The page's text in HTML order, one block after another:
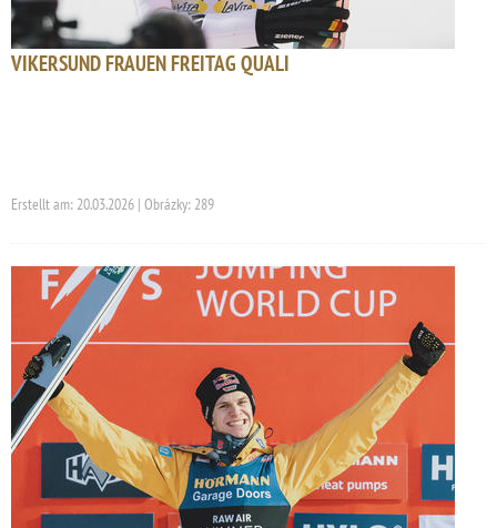
VIKERSUND FRAUEN FREITAG QUALI
Erstellt am: 20.03.2026 | Obrázky: 289